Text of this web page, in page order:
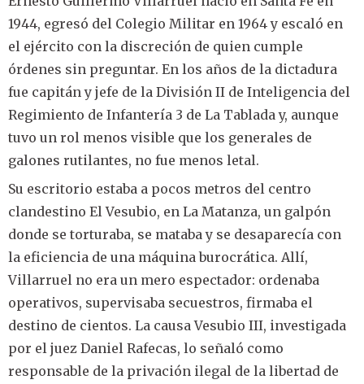
1944, egresó del Colegio Militar en 1964 y escaló en
el ejército con la discreción de quien cumple
órdenes sin preguntar. En los años de la dictadura
fue capitán y jefe de la División II de Inteligencia del
Regimiento de Infantería 3 de La Tablada y, aunque
tuvo un rol menos visible que los generales de
galones rutilantes, no fue menos letal.
Su escritorio estaba a pocos metros del centro
clandestino El Vesubio, en La Matanza, un galpón
donde se torturaba, se mataba y se desaparecía con
la eficiencia de una máquina burocrática. Allí,
Villarruel no era un mero espectador: ordenaba
operativos, supervisaba secuestros, firmaba el
destino de cientos. La causa Vesubio III, investigada
por el juez Daniel Rafecas, lo señaló como
responsable de la privación ilegal de la libertad de